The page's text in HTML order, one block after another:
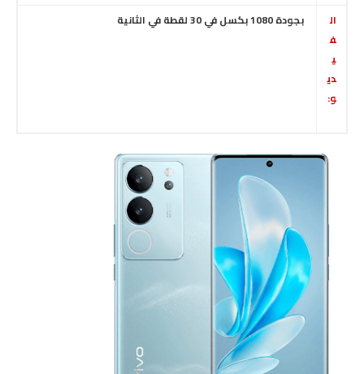
ال
ف
ي
دي
و:
بجودة 1080 بكسل في 30 لقطة في الثانية